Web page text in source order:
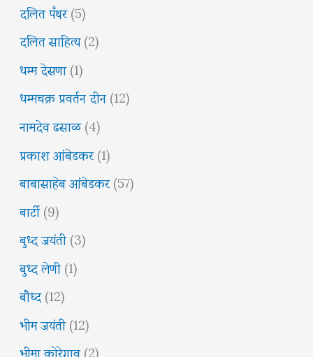
दलित पँथर(5)
दलित साहित्य(2)
धम्म देसणा(1)
धम्मचक्र प्रवर्तन दीन(12)
नामदेव ढसाळ(4)
प्रकाश आंबेडकर(1)
बाबासाहेब आंबेडकर(57)
बार्टी(9)
बुध्द जयंती(3)
बुध्द लेणी(1)
बौध्द(12)
भीम जयंती(12)